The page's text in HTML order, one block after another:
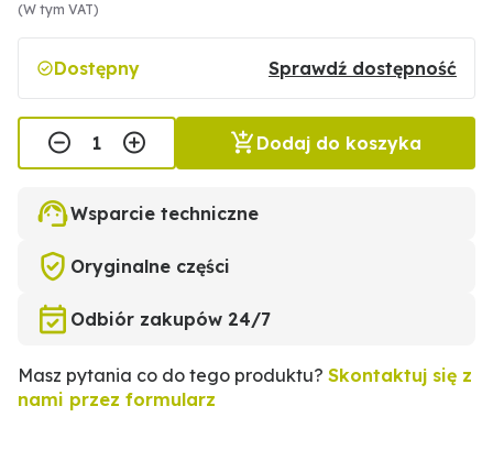
(W tym VAT)
Dostępny Sprawdź dostępność
Dodaj do koszyka
Wsparcie techniczne
Oryginalne części
Odbiór zakupów 24/7
Masz pytania co do tego produktu? Skontaktuj się z
nami przez formularz